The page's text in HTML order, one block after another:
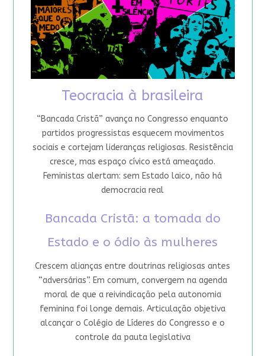
Teocracia à brasileira
“Bancada Cristã” avança no Congresso enquanto
partidos progressistas esquecem movimentos
sociais e cortejam lideranças religiosas. Resistência
cresce, mas espaço cívico está ameaçado.
Feministas alertam: sem Estado laico, não há
democracia real
Bancada Cristã: a tomada do
Estado e o ódio às mulheres
Crescem alianças entre doutrinas religiosas antes
“adversárias”. Em comum, convergem na agenda
moral de que a reivindicação pela autonomia
feminina foi longe demais. Articulação objetiva
alcançar o Colégio de Líderes do Congresso e o
controle da pauta legislativa